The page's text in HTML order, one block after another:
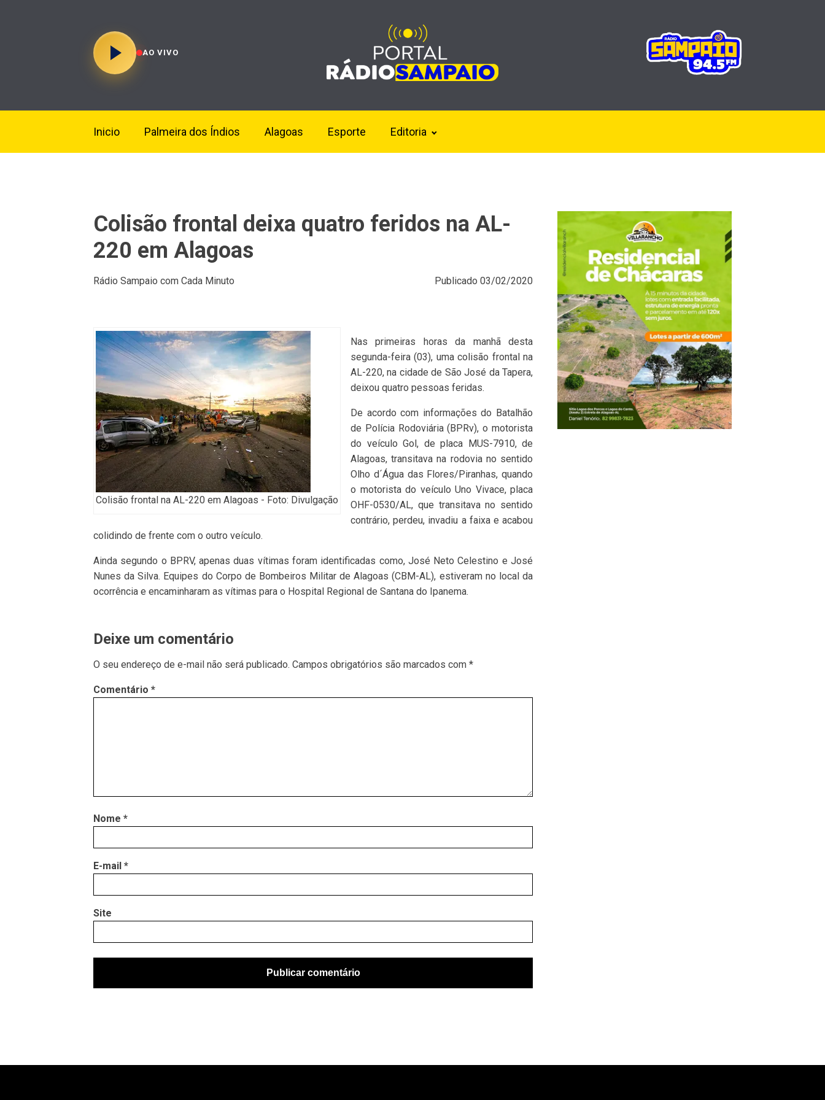
AO VIVO
Inicio Palmeira dos Índios Alagoas Esporte Editoria
Colisão frontal deixa quatro feridos na AL-
220 em Alagoas
Rádio Sampaio com Cada Minuto Publicado 03/02/2020
Colisão frontal na AL-220 em Alagoas - Foto: Divulgação
Nas primeiras horas da manhã desta
segunda-feira (03), uma colisão frontal na
AL-220, na cidade de São José da Tapera,
deixou quatro pessoas feridas.
De acordo com informações do Batalhão
de Polícia Rodoviária (BPRv), o motorista
do veículo Gol, de placa MUS-7910, de
Alagoas, transitava na rodovia no sentido
Olho d´Água das Flores/Piranhas, quando
o motorista do veículo Uno Vivace, placa
OHF-0530/AL, que transitava no sentido
contrário, perdeu, invadiu a faixa e acabou
colidindo de frente com o outro veículo.
Ainda segundo o BPRV, apenas duas vítimas foram identificadas como, José Neto Celestino e José
Nunes da Silva. Equipes do Corpo de Bombeiros Militar de Alagoas (CBM-AL), estiveram no local da
ocorrência e encaminharam as vítimas para o Hospital Regional de Santana do Ipanema.
Deixe um comentário
O seu endereço de e-mail não será publicado. Campos obrigatórios são marcados com *
Comentário *
Nome *
E-mail *
Site